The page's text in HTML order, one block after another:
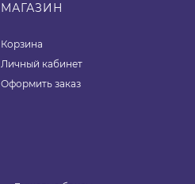
МАГАЗИН
Корзина
Личный кабинет
Оформить заказ